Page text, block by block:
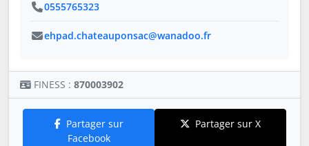
0555765323
ehpad.chateauponsac@wanadoo.fr
FINESS : 870003902
Partager sur
Facebook
Partager sur X